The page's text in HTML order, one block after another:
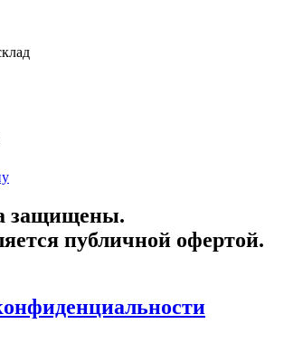
защищены.
публичной офертой.